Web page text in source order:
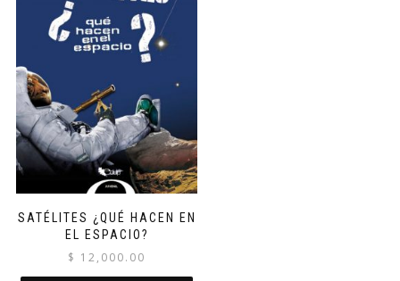
SATÉLITES ¿QUÉ HACEN EN
EL ESPACIO?
$ 12,000.00